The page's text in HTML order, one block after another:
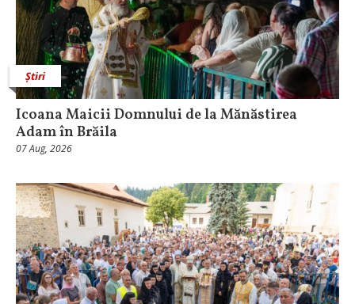
Știri
Icoana Maicii Domnului de la Mănăstirea
Adam în Brăila
07 Aug, 2026